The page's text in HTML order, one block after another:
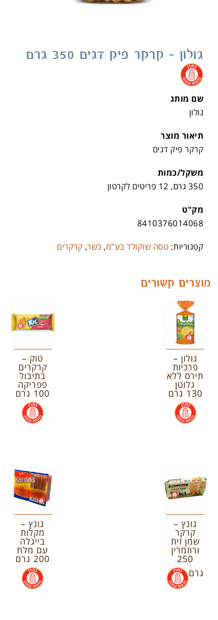
גולון – קרקר פיק דגים 350 גרם
.
שם מותג
גולון
תיאור מוצר
קרקר פיק דגים
משקל/כמות
350 גרם, 12 פריטים לקרטון
מק"ט
8410376014068
קטגוריות: טסה שוקולד בע"מ, כשר, קרקרים
מוצרים קשורים
גולון –
פרכיות
תירס ללא
גלוטן
130 גרם
.
טוק –
קרקרים
בתיבול
פפריקה
100 גרם
.
גונץ –
קרקר
שמן זית
ורוזמרין
250
גרם
.
גונץ –
מקלות
בייגלה
עם מלח
200 גרם
.